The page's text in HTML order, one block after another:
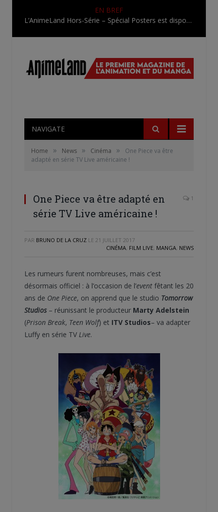
EN BREF
L’AnimeLand Hors-Série – Spécial Posters est disponible !
NAVIGATE
Home » News » Cinéma »
One Piece va être
adapté en série TV Live américaine !
One Piece va être adapté en
série TV Live américaine !
1
PAR BRUNO DE LA CRUZ LE 21 JUILLET 2017
CINÉMA, FILM LIVE, MANGA, NEWS
Les rumeurs furent nombreuses, mais c’est
désormais officiel : à l’occasion de l’event fêtant les 20
ans de One Piece, on apprend que le studio Tomorrow
Studios – réunissant le producteur Marty Adelstein
(Prison Break, Teen Wolf) et ITV Studios– va adapter
Luffy en série TV Live.